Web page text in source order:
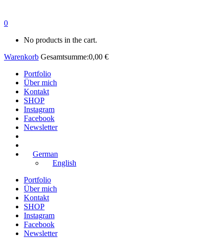
0
No products in the cart.
Warenkorb Gesamtsumme:0,00 €
Portfolio
Über mich
Kontakt
SHOP
Instagram
Facebook
Newsletter
German
English
Portfolio
Über mich
Kontakt
SHOP
Instagram
Facebook
Newsletter